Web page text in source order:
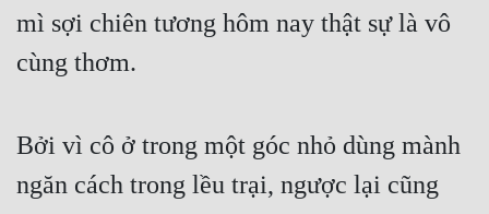
mì sợi chiên tương hôm nay thật sự là vô
cùng thơm.
Bởi vì cô ở trong một góc nhỏ dùng mành
ngăn cách trong lều trại, ngược lại cũng